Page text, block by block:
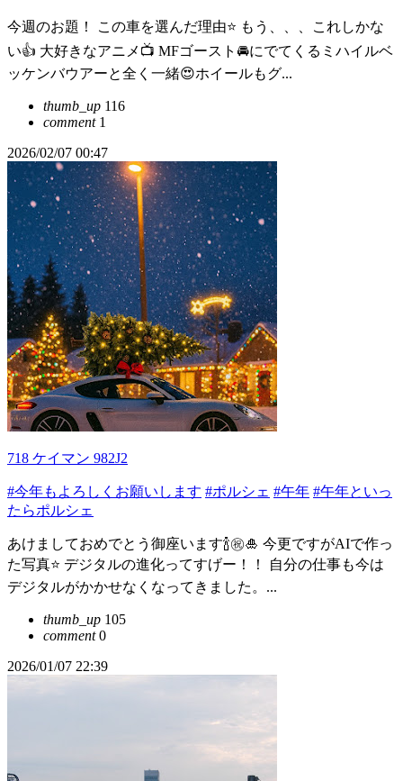
今週のお題！ この車を選んだ理由⭐️ もう、、、これしかな
い👍 大好きなアニメ📺 MFゴースト🚘にでてくるミハイルベ
ッケンバウアーと全く一緒😍ホイールもグ...
thumb_up 116
comment1
2026/02/07 00:47
718 ケイマン 982J2
#今年もよろしくお願いします #ポルシェ #午年 #午年といっ
たらポルシェ
あけましておめでとう御座います🍾㊗️🎍 今更ですがAIで作っ
た写真⭐️ デジタルの進化ってすげー！！ 自分の仕事も今は
デジタルがかかせなくなってきました。...
thumb_up 105
comment0
2026/01/07 22:39